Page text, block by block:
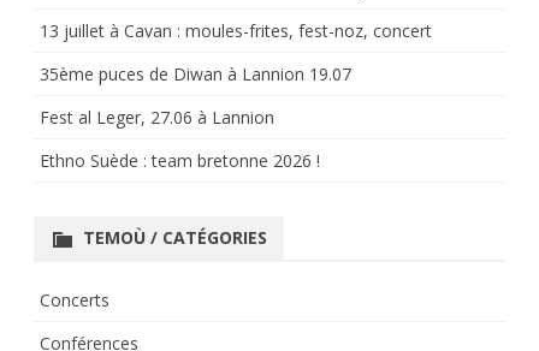
13 juillet à Cavan : moules-frites, fest-noz, concert
35ème puces de Diwan à Lannion 19.07
Fest al Leger, 27.06 à Lannion
Ethno Suède : team bretonne 2026 !
TEMOÙ / CATÉGORIES
Concerts
Conférences